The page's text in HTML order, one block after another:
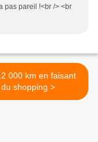
pas pareil !<br /> <br
000 km en faisant
du shopping >